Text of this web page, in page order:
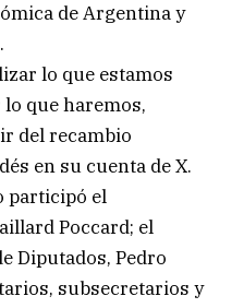
de Argentina y
lo que estamos
que haremos,
del recambio
en su cuenta de X.
participó el
Poccard; el
Diputados, Pedro
subsecretarios y